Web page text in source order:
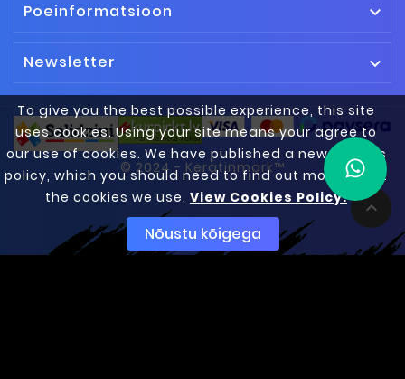
To give you the best possible experience, this site
uses cookies. Using your site means your agree to
our use of cookies. We have published a new cookies
policy, which you should need to find out more about
the cookies we use. View Cookies Policy.
Nõustu kõigega
Poeinformatsioon 
Newsletter 

© 2024 - Keratinmark™